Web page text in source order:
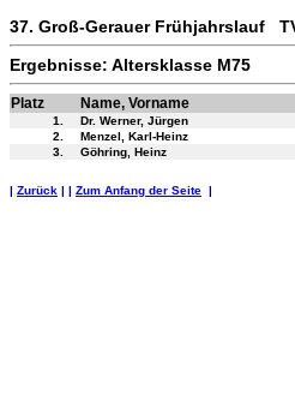
37. Groß-Gerauer Frühjahrslauf
Ergebnisse: Altersklasse M75
Platz Name, Vorname
1. Dr. Werner, Jürgen
2.
Menzel, Karl-Heinz
3.
Göhring, Heinz
| Zurück | | Zum Anfang der Seite |